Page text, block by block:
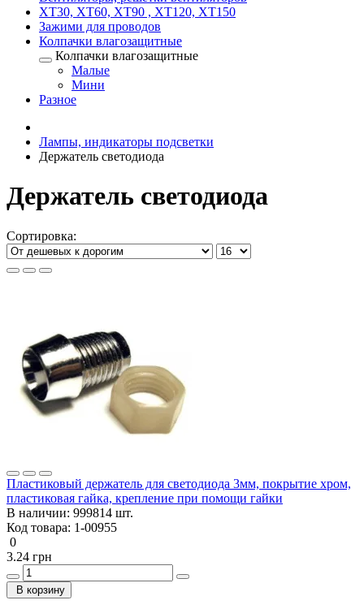
XT30, XT60, XT90 , XT120, XT150
Зажими для проводов
Колпачки влагозащитные
Колпачки влагозащитные
Малые
Мини
Разное
Лампы, индикаторы подсветки
Держатель светодиода
Держатель светодиода
Сортировка:
Пластиковый держатель для светодиода 3мм, покрытие хром,
пластиковая гайка, крепление при помощи гайки
В наличии: 999814 шт.
Код товара: 1-00955
0
3.24 грн
В корзину